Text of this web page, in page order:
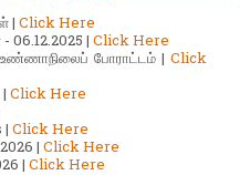
| Click Here
06.12.2025 | Click Here
உண்ணாநிலைப் போராட்டம் | Click
Click Here
| Click Here
| Click Here
| Click Here